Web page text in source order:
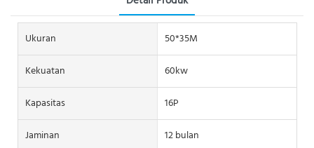
Ukuran
50*35M
Kekuatan
60kw
Kapasitas
16P
Jaminan
12 bulan